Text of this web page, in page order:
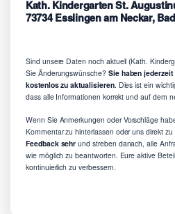
Kath. Kindergarten St.
73734 Esslingen am Neckar,
Sind unsere Daten noch aktuell (Kath.
Sie Änderungswünsche? Sie haben
kostenlos zu aktualisieren. Dies ist ein
dass alle Informationen korrekt und auf dem
Wenn Sie Anmerkungen oder Vorschläge
Kommentar zu hinterlassen oder uns direkt
Feedback sehr und streben danach, alle
wie möglich zu beantworten. Eure aktive
kontinuierlich zu verbessern.